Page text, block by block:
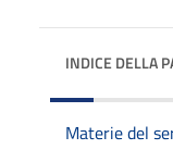
INDICE DELLA
Materie del